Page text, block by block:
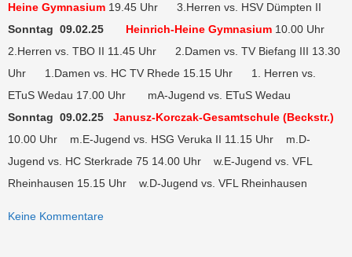
Heine Gymnasium 19.45 Uhr 3.Herren vs. HSV Dümpten II
Sonntag 09.02.25
Heinrich-Heine Gymnasium 10.00 Uhr
2.Herren vs. TBO II 11.45 Uhr 2.Damen vs. TV Biefang III 13.30
Uhr 1.Damen vs. HC TV Rhede 15.15 Uhr 1. Herren vs.
ETuS Wedau 17.00 Uhr mA-Jugend vs. ETuS Wedau
Sonntag 09.02.25 Janusz-Korczak-Gesamtschule (Beckstr.)
10.00 Uhr m.E-Jugend vs. HSG Veruka II 11.15 Uhr m.D-
Jugend vs. HC Sterkrade 75 14.00 Uhr w.E-Jugend vs. VFL
Rheinhausen 15.15 Uhr w.D-Jugend vs. VFL Rheinhausen
Keine Kommentare